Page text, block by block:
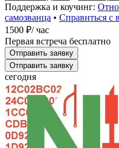
Поддержка и коучинг:
самозванца • Справиться с
1500 ₽/ час
Первая встреча бесплатно
Отправить заявку
Отправить заявку
сегодня